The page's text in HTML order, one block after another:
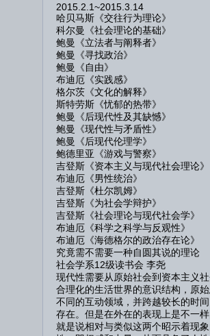
2015.2.1~2015.3.14
哈贝马斯《交往行为理论》
科尔曼《社会理论的基础》
鲍曼《立法者与阐释者》
鲍曼《寻找政治》
鲍曼《自由》
布迪厄《实践感》
格尔茨《文化的解释》
斯特劳斯《忧郁的热带》
鲍曼《后现代性及其缺憾》
鲍曼《现代性与矛盾性》
鲍曼《后现代伦理学》
鲍德里亚《游戏与警察》
吉登斯《资本主义与现代社会理论》
布迪厄《男性统治》
吉登斯《杜尔凯姆》
吉登斯《为社会学辩护》
吉登斯《社会理论与现代社会学》
布迪厄《科学之科学与反观性》
布迪厄《海德格尔的政治存在论》
究竟需不需要一种自圆其说的理论
社会学系12级读书会 李尧
现代性需要从原始社会到资本主义
合理化的生活世界的意识结构，原
不同的互动领域，并跨越较长的时
存在。但是在外在的表现上是不一
就是说相对与类似这两个昭示着现